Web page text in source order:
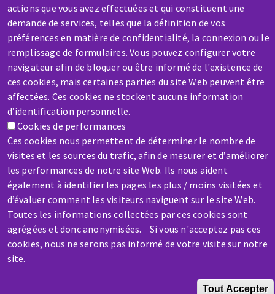
actions que vous avez effectuées et qui constituent une
demande de services, telles que la définition de vos
préférences en matière de confidentialité, la connexion ou le
remplissage de formulaires. Vous pouvez configurer votre
navigateur afin de bloquer ou être informé de l'existence de
ces cookies, mais certaines parties du site Web peuvent être
affectées. Ces cookies ne stockent aucune information
d’identification personnelle.
Cookies de performances
Ces cookies nous permettent de déterminer le nombre de
visites et les sources du trafic, afin de mesurer et d’améliorer
les performances de notre site Web. Ils nous aident
également à identifier les pages les plus / moins visitées et
d’évaluer comment les visiteurs naviguent sur le site Web.
Toutes les informations collectées par ces cookies sont
agrégées et donc anonymisées. Si vous n'acceptez pas ces
cookies, nous ne serons pas informé de votre visite sur notre
site.
Tout Accepter
SAV / RÉPARATION
Une machine cassée ? En panne ?
Contactez-nous
Aller
au
contenu
principal